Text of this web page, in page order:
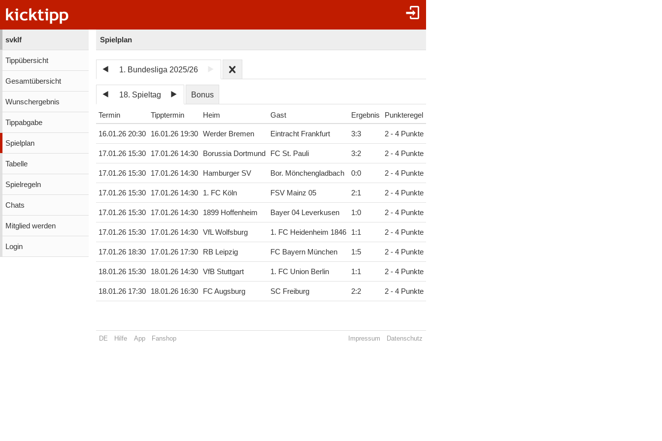
svklf
Tippübersicht
Gesamtübersicht
Wunschergebnis
Tippabgabe
Spielplan
Tabelle
Spielregeln
Chats
Mitglied werden
Login
Spielplan
1. Bundesliga 2025/26
18. Spieltag Bonus
Termin Tipptermin Heim Gast Ergebnis Punkteregel
16.01.26 20:30 16.01.26 19:30 Werder Bremen Eintracht Frankfurt 3:3 2 - 4 Punkte
17.01.26 15:30 17.01.26 14:30 Borussia Dortmund FC St. Pauli 3:2 2 - 4 Punkte
17.01.26 15:30 17.01.26 14:30 Hamburger SV Bor. Mönchengladbach 0:0 2 - 4 Punkte
17.01.26 15:30 17.01.26 14:30 1. FC Köln FSV Mainz 05 2:1 2 - 4 Punkte
17.01.26 15:30 17.01.26 14:30 1899 Hoffenheim Bayer 04 Leverkusen 1:0 2 - 4 Punkte
17.01.26 15:30 17.01.26 14:30 VfL Wolfsburg 1. FC Heidenheim 1846 1:1 2 - 4 Punkte
17.01.26 18:30 17.01.26 17:30 RB Leipzig FC Bayern München 1:5 2 - 4 Punkte
18.01.26 15:30 18.01.26 14:30 VfB Stuttgart 1. FC Union Berlin 1:1 2 - 4 Punkte
18.01.26 17:30 18.01.26 16:30 FC Augsburg SC Freiburg 2:2 2 - 4 Punkte
DE Hilfe App Fanshop Impressum Datenschutz